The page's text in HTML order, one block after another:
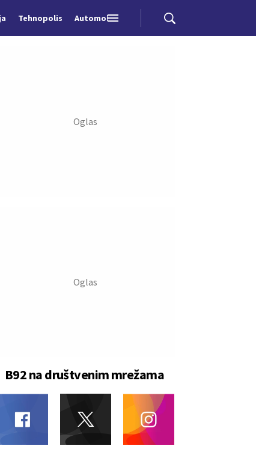
Tehnopolis Automobili
B92 na društvenim mrežama